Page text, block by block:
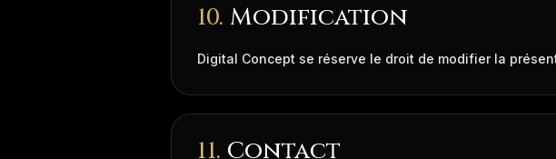
10. Modification
Digital Concept se réserve le droit de modifier la
11. Contact